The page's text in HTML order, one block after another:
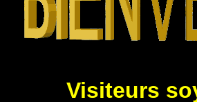
Visiteurs